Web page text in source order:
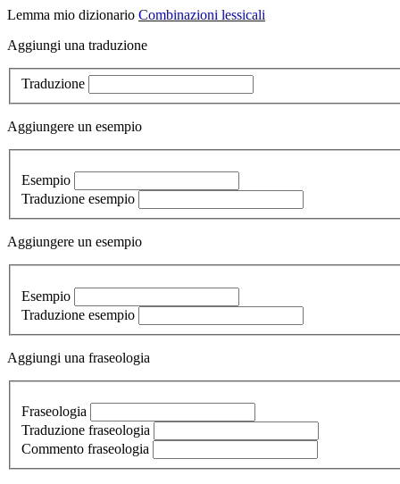
Lemma mio dizionario Combinazioni lessicali
Aggiungi una traduzione
Traduzione
Aggiungere un esempio
Esempio
Traduzione esempio
Aggiungere un esempio
Esempio
Traduzione esempio
Aggiungi una fraseologia
Fraseologia
Traduzione fraseologia
Commento fraseologia